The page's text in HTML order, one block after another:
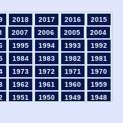
2018 2017 2016
2015
2007 2006 2005
2004
1995 1994 1993
1992
1984 1983 1982
1981
1973 1972 1971
1970
1962 1961 1960
1959
1951 1950 1949
1948